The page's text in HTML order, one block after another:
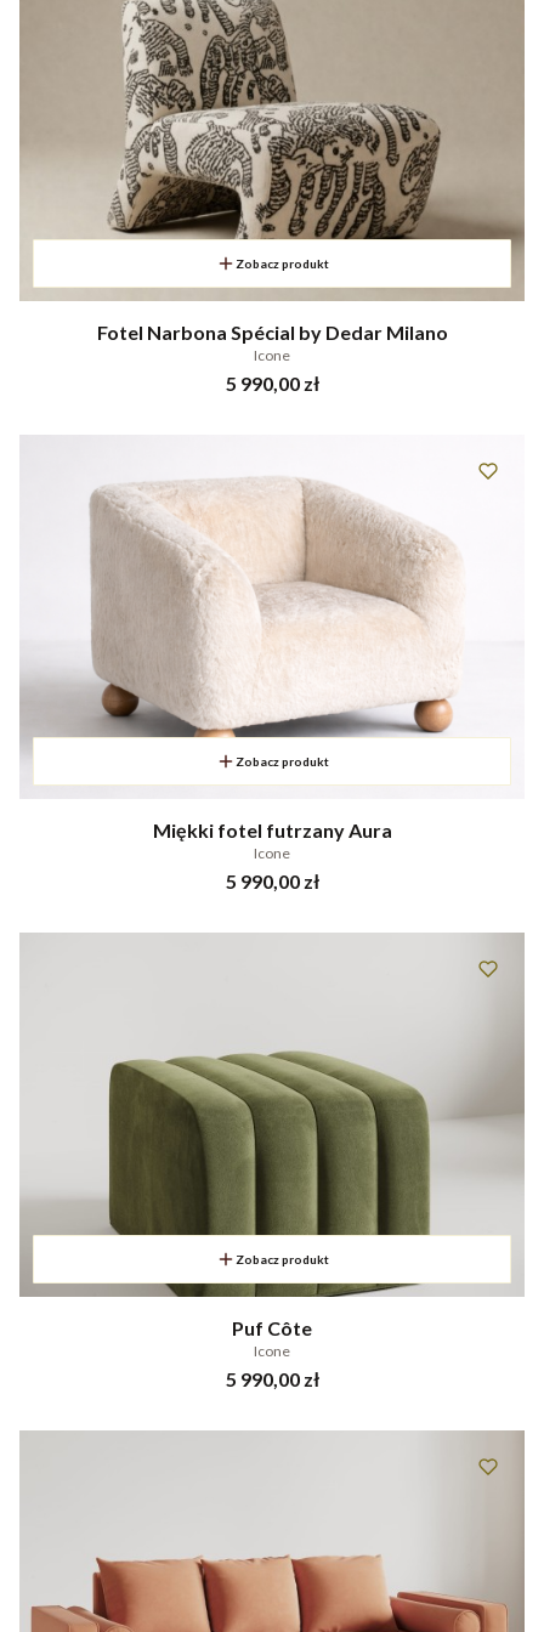
Zobacz produkt
Fotel Narbona Spécial by Dedar Milano
Icone
Cena
5 990,00 zł
Zobacz produkt
Miękki fotel futrzany Aura
Icone
Cena
5 990,00 zł
Zobacz produkt
Puf Côte
Icone
Cena
5 990,00 zł